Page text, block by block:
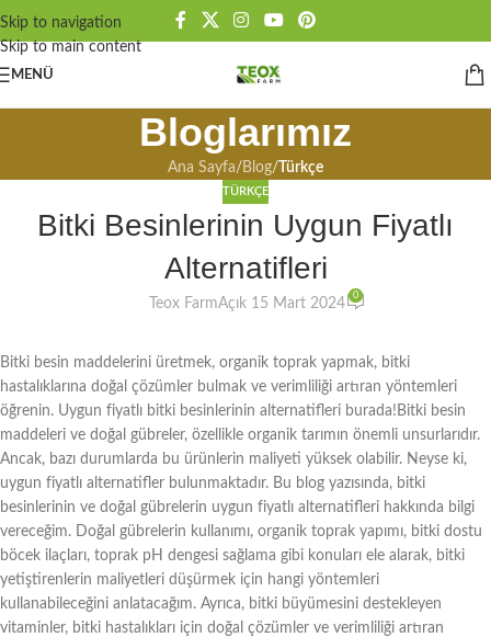
Skip to navigation
Skip to main content
MENÜ
Bloglarımız
Ana Sayfa/ Blog/ Türkçe
TÜRKÇE
Bitki Besinlerinin Uygun Fiyatlı
Alternatifleri
Teox FarmAçık 15 Mart 2024
0
Bitki besin maddelerini üretmek, organik toprak yapmak, bitki
hastalıklarına doğal çözümler bulmak ve verimliliği artıran yöntemleri
öğrenin. Uygun fiyatlı bitki besinlerinin alternatifleri burada!Bitki besin
maddeleri ve doğal gübreler, özellikle organik tarımın önemli unsurlarıdır.
Ancak, bazı durumlarda bu ürünlerin maliyeti yüksek olabilir. Neyse ki,
uygun fiyatlı alternatifler bulunmaktadır. Bu blog yazısında, bitki
besinlerinin ve doğal gübrelerin uygun fiyatlı alternatifleri hakkında bilgi
vereceğim. Doğal gübrelerin kullanımı, organik toprak yapımı, bitki dostu
böcek ilaçları, toprak pH dengesi sağlama gibi konuları ele alarak, bitki
yetiştirenlerin maliyetleri düşürmek için hangi yöntemleri
kullanabileceğini anlatacağım. Ayrıca, bitki büyümesini destekleyen
vitaminler, bitki hastalıkları için doğal çözümler ve verimliliği artıran